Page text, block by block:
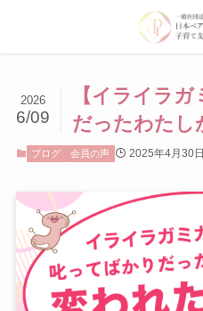
【イライラ
だったわたし
2026
6/09
ブログ 会員の声 2025年4月30日